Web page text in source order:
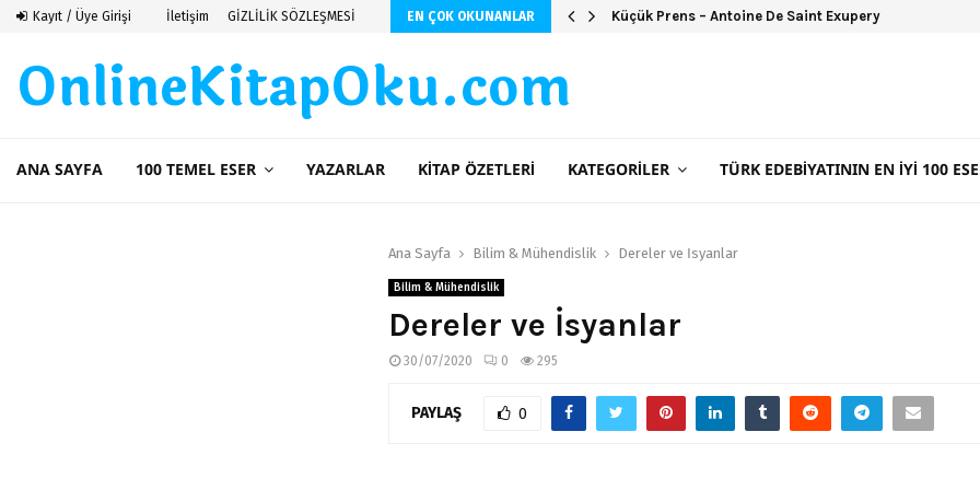
Kayıt / Üye Girişi İletişim GİZLİLİK SÖZLEŞMESİ EN ÇOK OKUNANLAR Küçük Prens – Antoine De Saint Exupery
Şeker Portakalı (Ciltsiz)
OnlineKitapOku.com
ANA SAYFA 100 TEMEL ESER YAZARLAR KITAP ÖZETLERI KATEGORILER TÜRK EDEBIYATININ EN İYI 100
Ana Sayfa Bilim & Mühendislik Dereler ve İsyanlar
Bilim & Mühendislik
Dereler ve İsyanlar
30/07/2020 0 295
PAYLAŞ 0